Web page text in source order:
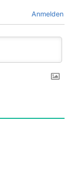
Anmelden